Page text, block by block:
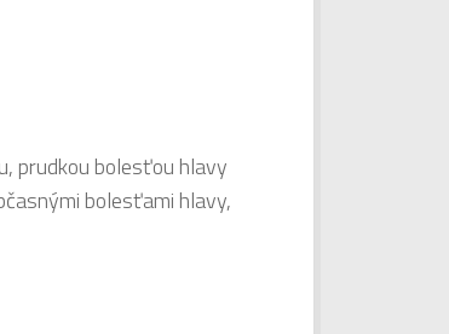
prudkou bolesťou hlavy
bolesťami hlavy,